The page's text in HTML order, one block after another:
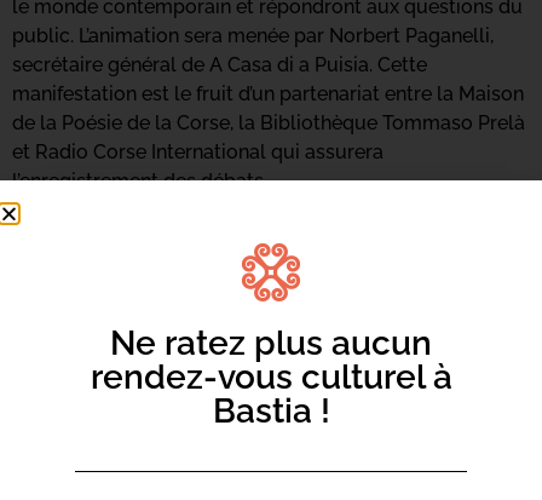
le monde contemporain et répondront aux questions du
public. L’animation sera menée par Norbert Paganelli,
secrétaire général de A Casa di a Puisia. Cette
manifestation est le fruit d’un partenariat entre la Maison
de la Poésie de la Corse, la Bibliothèque Tommaso Prelà
et Radio Corse International qui assurera
l’enregistrement des débats.
La manifestation est soutenue par la Ville de Bastia et la
Ne ratez plus aucun
rendez-vous culturel à
Bastia !